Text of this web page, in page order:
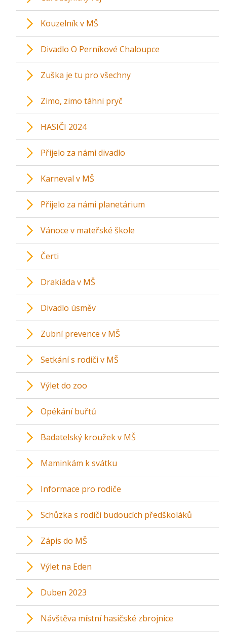
Kouzelník v MŠ
Divadlo O Perníkové Chaloupce
Zuška je tu pro všechny
Zimo, zimo táhni pryč
HASIČI 2024
Přijelo za námi divadlo
Karneval v MŠ
Přijelo za námi planetárium
Vánoce v mateřské škole
Čerti
Drakiáda v MŠ
Divadlo úsměv
Zubní prevence v MŠ
Setkání s rodiči v MŠ
Výlet do zoo
Opékání buřtů
Badatelský kroužek v MŠ
Maminkám k svátku
Informace pro rodiče
Schůzka s rodiči budoucích předškoláků
Zápis do MŠ
Výlet na Eden
Duben 2023
Návštěva místní hasičské zbrojnice